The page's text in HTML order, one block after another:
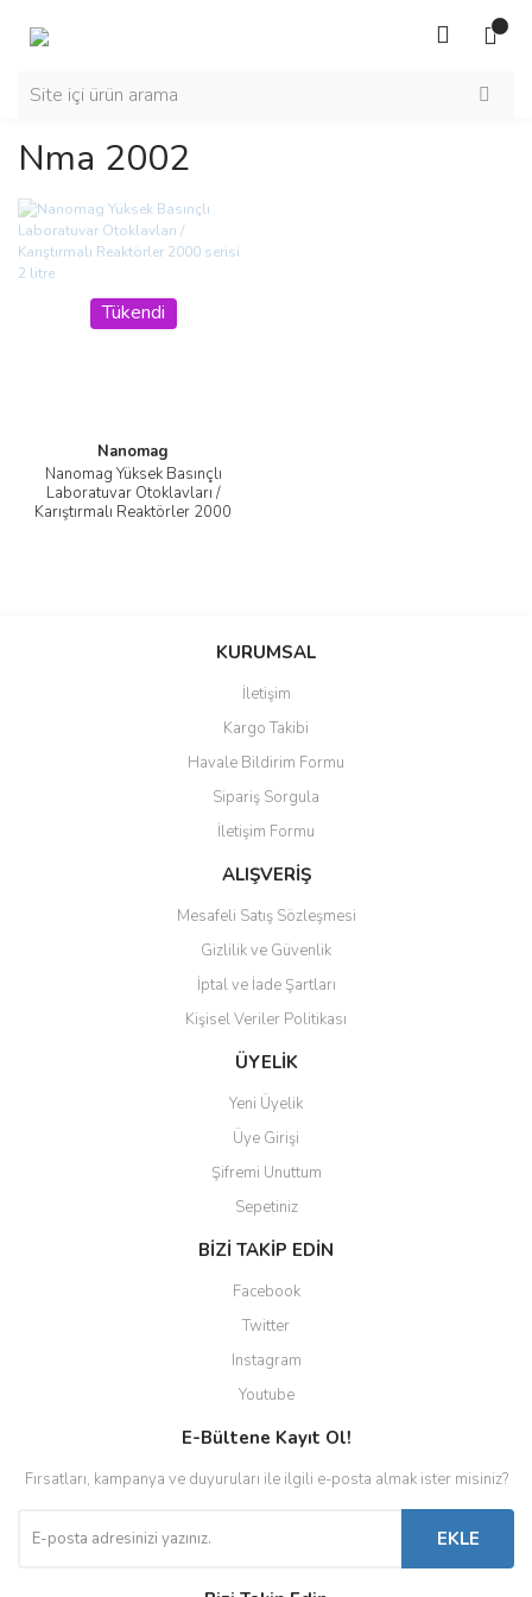
Nma 2002
Tükendi
Nanomag
Nanomag Yüksek Basınçlı
Laboratuvar Otoklavları /
Karıştırmalı Reaktörler 2000
KURUMSAL
İletişim
Kargo Takibi
Havale Bildirim Formu
Sipariş Sorgula
İletişim Formu
ALIŞVERİŞ
Mesafeli Satış Sözleşmesi
Gizlilik ve Güvenlik
İptal ve İade Şartları
Kişisel Veriler Politikası
ÜYELİK
Yeni Üyelik
Üye Girişi
Şifremi Unuttum
Sepetiniz
BİZİ TAKİP EDİN
Facebook
Twitter
Instagram
Youtube
E-Bültene Kayıt Ol!
Fırsatları, kampanya ve duyuruları ile ilgili e-posta almak ister misiniz?
EKLE